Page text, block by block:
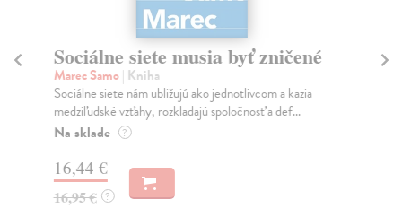
Sociálne siete musia byť zničené
Marec Samo| Kniha
Sociálne siete nám ubližujú ako jednotlivcom a kazia
medziľudské vzťahy, rozkladajú spoločnosť a def...
Na sklade ?
16,44 €
16,95 € ?